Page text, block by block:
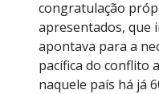
congratulação
apresentados, que
apontava para a
pacífica do conflito
naquele país há já